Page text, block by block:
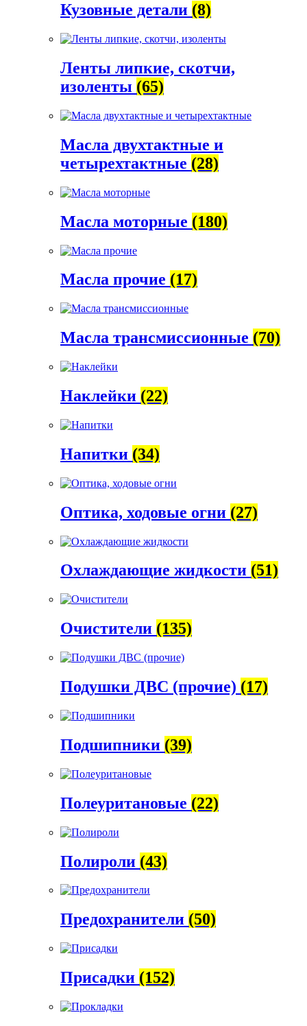
Кузовные детали (8)
Ленты липкие, скотчи,
изоленты (65)
Масла двухтактные и
четырехтактные (28)
Масла моторные (180)
Масла прочие (17)
Масла трансмиссионные (70)
Наклейки (22)
Напитки (34)
Оптика, ходовые огни (27)
Охлаждающие жидкости (51)
Очистители (135)
Подушки ДВС (прочие) (17)
Подшипники (39)
Полеуритановые (22)
Полироли (43)
Предохранители (50)
Присадки (152)